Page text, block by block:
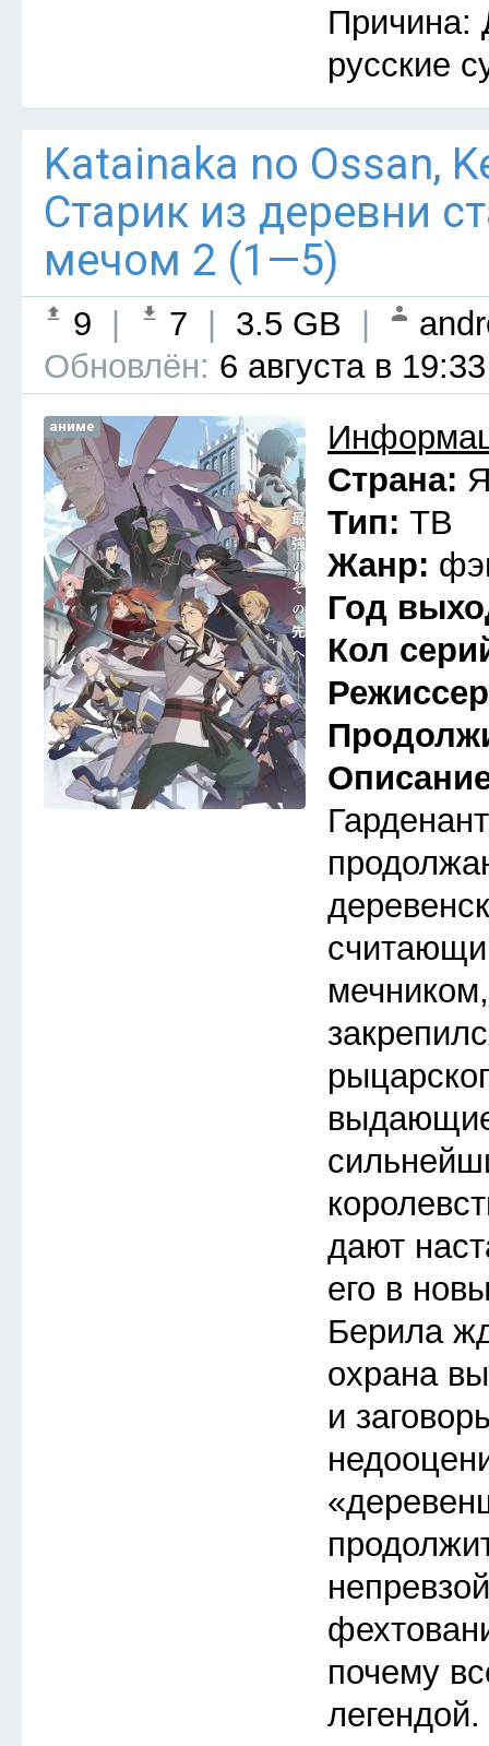
Причина:
русские
Katainaka no Ossan,
Старик из деревни
мечом 2 (1—5)
9 7 3.5 GB
Обновлён: 6 августа в 19:33
аниме
Страна:
Тип: ТВ
Жанр:
Год
Кол
дают
его в
Берила
охрана
и
почему
легендой.